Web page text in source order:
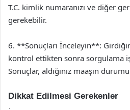
T.C. kimlik numaranızı ve diğer
gerekebilir.
6. **Sonuçları İnceleyin**:
kontrol ettikten sonra sorgulama
Sonuçlar, aldığınız maaşın
Dikkat Edilmesi Gerekenler